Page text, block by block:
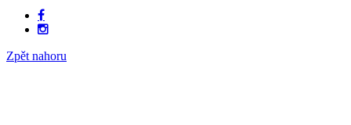
Zpět nahoru